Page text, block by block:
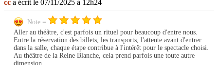
cc a écrit le 07/11/2025 à 12h24
Note =
Aller au théâtre, c'est parfois un rituel pour beaucoup d'entre nous.
Entre la réservation des billets, les transports, l'attente avant d'entrer
dans la salle, chaque étape contribue à l'intérêt pour le spectacle choisi.
Au théâtre de la Reine Blanche, cela prend parfois une toute autre
dimension.